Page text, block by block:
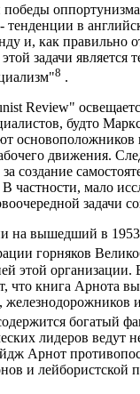
в
и, как
задачи
8 .
Review"
будто
движения.
создание
частности, мало
задачи
на вышедший в
горняков
этой
книга Арнота
богатый
лидеров ведут
Арнот
и